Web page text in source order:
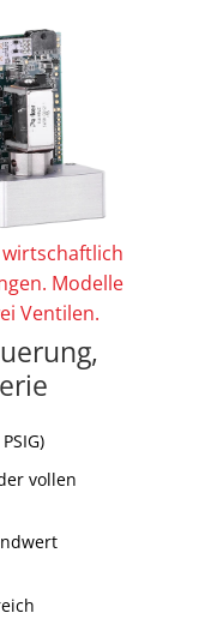
Modelle
Ventilen.
vollen